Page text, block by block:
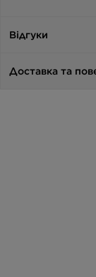
Відгуки
Доставка та